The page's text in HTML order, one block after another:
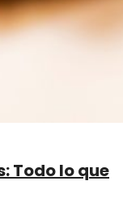
Todo lo que